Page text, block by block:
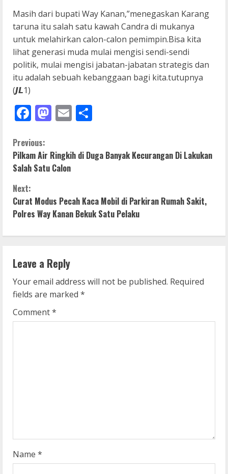
Masih dari bupati Way Kanan,”menegaskan Karang
taruna itu salah satu kawah Candra di mukanya
untuk melahirkan calon-calon pemimpin.Bisa kita
lihat generasi muda mulai mengisi sendi-sendi
politik, mulai mengisi jabatan-jabatan strategis dan
itu adalah sebuah kebanggaan bagi kita.tutupnya
(𝙅𝙇1)
Facebook
Mastodon
Email
C
o
n
t
i
n
u
e
R
g
Previous:
Pilkam Air Ringkih di Duga Banyak Kecurangan Di Lakukan
Salah Satu Calon
Next:
Curat Modus Pecah Kaca Mobil di Parkiran Rumah Sakit,
Polres Way Kanan Bekuk Satu Pelaku
Leave a Reply
Your email address will not be published. Required
fields are marked *
Comment*
Name *